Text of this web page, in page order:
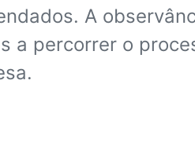
A
a percorrer o